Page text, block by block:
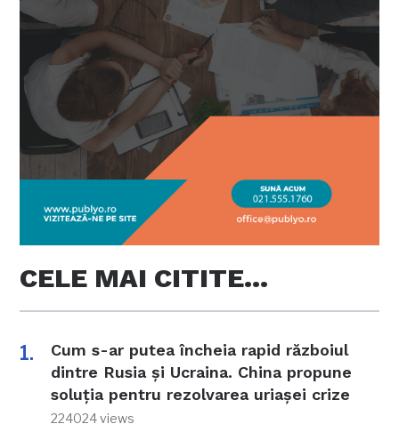
CELE MAI CITITE…
Cum s-ar putea încheia rapid războiul
dintre Rusia și Ucraina. China propune
soluția pentru rezolvarea uriașei crize
224024 views